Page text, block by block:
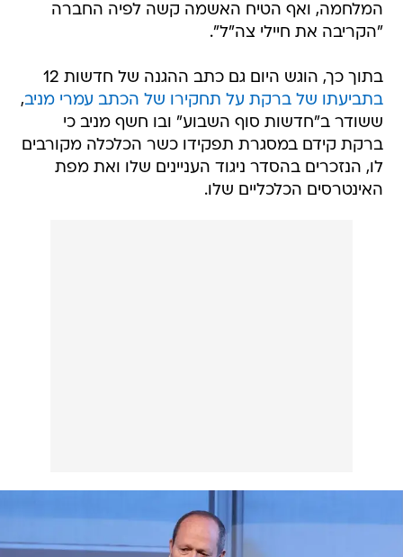
המלחמה, ואף הטיח האשמה קשה לפיה החברה
"הקריבה את חיילי צה"ל".
בתוך כך, הוגש היום גם כתב ההגנה של חדשות 12
בתביעתו של ברקת על תחקירו של הכתב עמרי מניב,
ששודר ב"חדשות סוף השבוע" ובו חשף מניב כי
ברקת קידם במסגרת תפקידו כשר הכלכלה מקורבים
לו, הנזכרים בהסדר ניגוד העניינים שלו ואת מפת
האינטרסים הכלכליים שלו.